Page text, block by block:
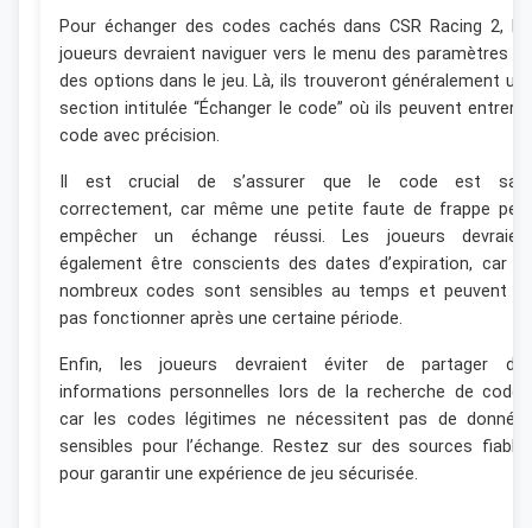
Pour échanger des codes cachés dans CSR Racing 2,
joueurs devraient naviguer vers le menu des paramètres
des options dans le jeu. Là, ils trouveront généralement
section intitulée “Échanger le code” où ils peuvent entrer
code avec précision.
Il est crucial de s’assurer que le code est
correctement, car même une petite faute de frappe
empêcher un échange réussi. Les joueurs
également être conscients des dates d’expiration, car
nombreux codes sont sensibles au temps et peuvent
pas fonctionner après une certaine période.
Enfin, les joueurs devraient éviter de partager
informations personnelles lors de la recherche de
car les codes légitimes ne nécessitent pas de
sensibles pour l’échange. Restez sur des sources
pour garantir une expérience de jeu sécurisée.